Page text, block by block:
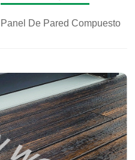
Panel De Pared Compuesto